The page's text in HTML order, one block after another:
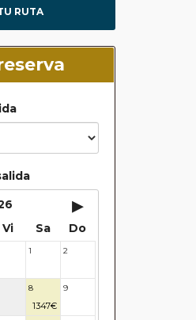
RUTA
▸
Vi Sa Do
1 2
8
1347€
9